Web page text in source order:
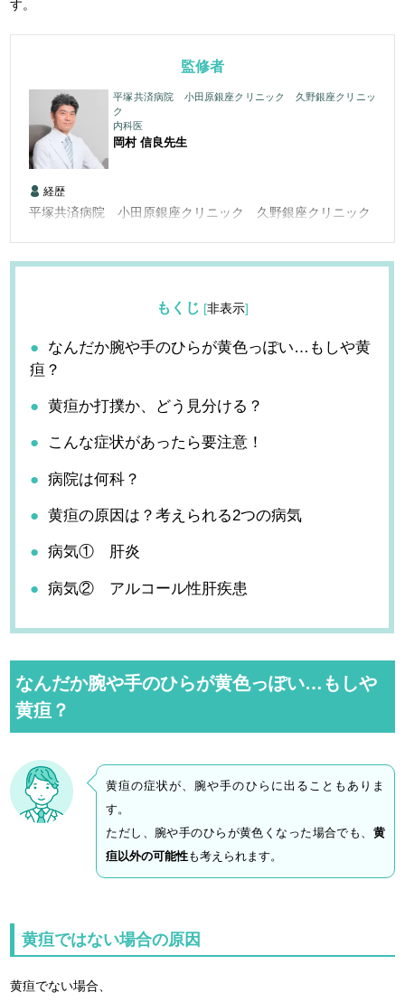
す。
監修者
平塚共済病院 小田原銀座クリニック 久野銀座クリニッ
ク
内科医
岡村 信良先生
経歴
平塚共済病院 小田原銀座クリニック 久野銀座クリニック
もくじ [非表示]
なんだか腕や手のひらが黄色っぽい…もしや黄
疸？
黄疸か打撲か、どう見分ける？
こんな症状があったら要注意！
病院は何科？
黄疸の原因は？考えられる2つの病気
病気① 肝炎
病気② アルコール性肝疾患
なんだか腕や手のひらが黄色っぽい…もしや
黄疸？
黄疸の症状が、腕や手のひらに出ることもありま
す。
ただし、腕や手のひらが黄色くなった場合でも、 黄
疸以外の可能性も考えられます。
黄疸ではない場合の原因
黄疸でない場合、